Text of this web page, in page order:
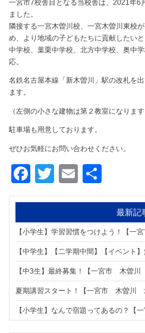
一宮市7校舎目となる当校舎は、2021年6
ました。
隣接する一宮木曽川校、一宮木曽川東校
め、より地域の子どもたちに貢献したい
中学校、葉栗中学校、北方中学校、奥中
応。
名鉄名古屋本線「新木曽川」駅の改札を
ます。
（左側の小さな建物は第２教室になります
駐車場も用意しております。
ぜひお気軽にお問い合わせください。
Facebook
TwitterEmail
有
最新記